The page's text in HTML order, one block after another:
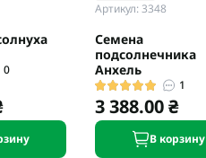
Сингента Под
0
Артикул: 3348
Семена
подсолнечника
Анхель
1
3 388.00 ₴
В корзину